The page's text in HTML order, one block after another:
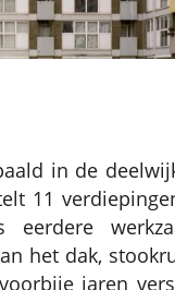
in de
11
het dak,
jaren